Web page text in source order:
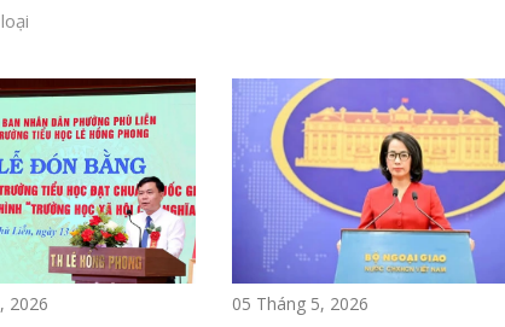
2026
05 Tháng 5, 2026